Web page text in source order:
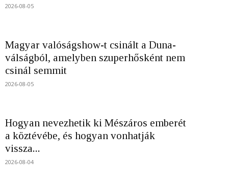
2026-08-05
Magyar valóságshow-t csinált a Duna-
válságból, amelyben szuperhősként nem
csinál semmit
2026-08-05
Hogyan nevezhetik ki Mészáros emberét
a köztévébe, és hogyan vonhatják
vissza...
2026-08-04